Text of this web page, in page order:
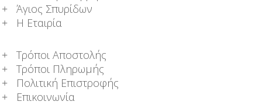
Άγιος Σπυρίδων
Η Εταιρία
Τρόποι Αποστολής
Τρόποι Πληρωμής
Πολιτική Επιστροφής
Επικοινωνία